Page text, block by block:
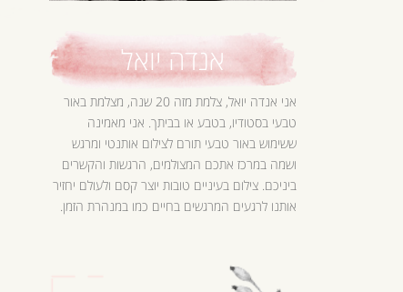
אנדה יואל
אני אנדה יואל, צלמת מזה 20 שנה, מצלמת באור
טבעי בסטודיו, בטבע או בביתך. אני מאמינה
ששימוש באור טבעי תורם לצילום אותנטי ומרגש
ושמה במרכז אתכם המצולמים, הרגשות והקשרים
ביניכם. צילום בעיניים טובות יוצר קסם ולעולם יחזיר
אותנו לרגעים המרגשים בחיים כמו במנהרת הזמן.